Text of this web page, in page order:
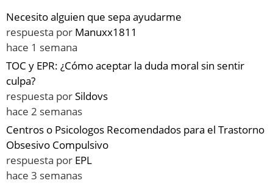
Necesito alguien que sepa ayudarme
respuesta por Manuxx1811
hace 1 semana
TOC y EPR: ¿Cómo aceptar la duda moral sin sentir
culpa?
respuesta porSildovs
hace 2 semanas
Centros o Psicologos Recomendados para el Trastorno
Obsesivo Compulsivo
respuesta por EPL
hace 3 semanas